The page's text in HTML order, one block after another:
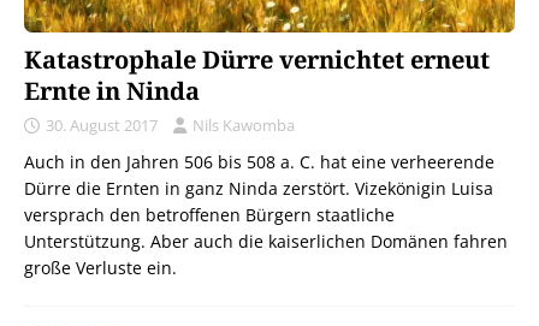
Katastrophale Dürre vernichtet erneut
Ernte in Ninda
30. August 2017 Nils Kawomba
Auch in den Jahren 506 bis 508 a. C. hat eine verheerende
Dürre die Ernten in ganz Ninda zerstört. Vizekönigin Luisa
versprach den betroffenen Bürgern staatliche
Unterstützung. Aber auch die kaiserlichen Domänen fahren
große Verluste ein.